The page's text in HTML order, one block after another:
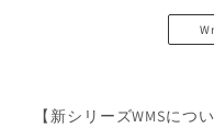
【新シリーズWMSについ